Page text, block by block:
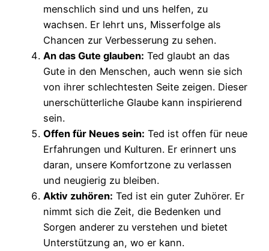
menschlich sind und uns helfen, zu
wachsen. Er lehrt uns, Misserfolge als
Chancen zur Verbesserung zu sehen.
An das Gute glauben: Ted glaubt an das
Gute in den Menschen, auch wenn sie sich
von ihrer schlechtesten Seite zeigen. Dieser
unerschütterliche Glaube kann inspirierend
sein.
Offen für Neues sein: Ted ist offen für neue
Erfahrungen und Kulturen. Er erinnert uns
daran, unsere Komfortzone zu verlassen
und neugierig zu bleiben.
Aktiv zuhören: Ted ist ein guter Zuhörer. Er
nimmt sich die Zeit, die Bedenken und
Sorgen anderer zu verstehen und bietet
Unterstützung an, wo er kann.